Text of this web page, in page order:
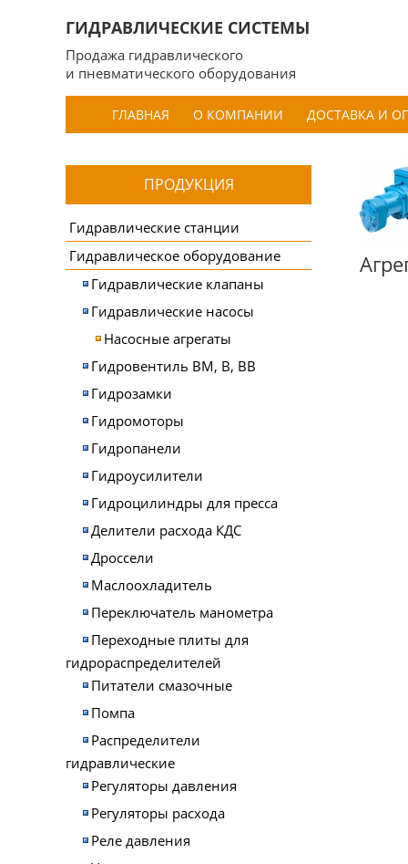
ГИДРАВЛИЧЕСКИЕ СИСТЕМЫ
Продажа гидравлического
и пневматического оборудования
ГЛАВНАЯ О КОМПАНИИ ДОСТАВКА И
ПРОДУКЦИЯ
Гидравлические станции
Гидравлическое оборудование
Гидравлические клапаны
Гидравлические насосы
Насосные агрегаты
Гидровентиль ВМ, В, ВВ
Гидрозамки
Гидромоторы
Гидропанели
Гидроусилители
Гидроцилиндры для пресса
Делители расхода КДС
Дроссели
Маслоохладитель
Переключатель манометра
Переходные плиты для
гидрораспределителей
Питатели смазочные
Помпа
Распределители
гидравлические
Регуляторы давления
Регуляторы расхода
Реле давления